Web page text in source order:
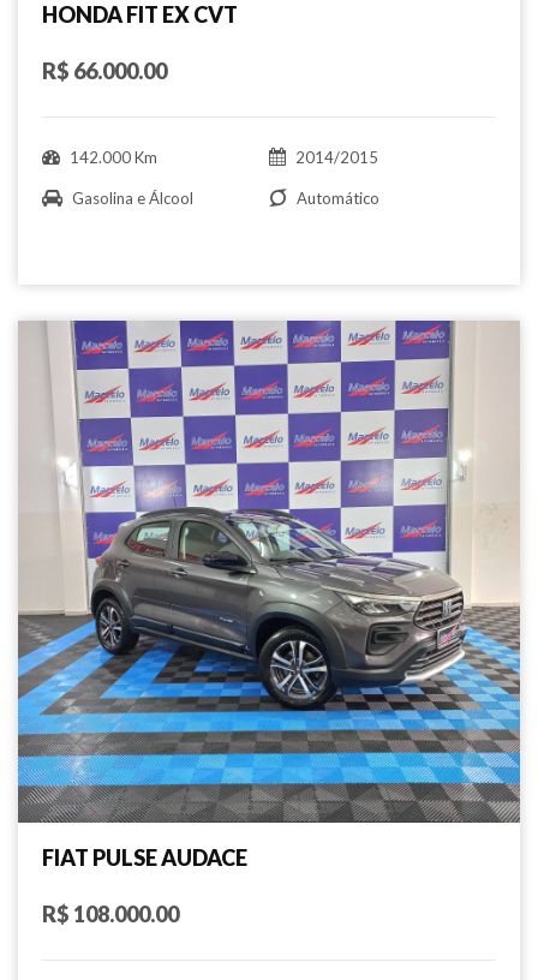
HONDA FIT EX CVT
R$ 66.000.00
142.000 Km 2014/2015
Gasolina e Álcool Automático
FIAT PULSE AUDACE
R$ 108.000.00